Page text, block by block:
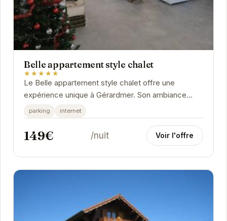
Belle appartement style chalet
★★★★★
Le Belle appartement style chalet offre une
expérience unique à Gérardmer. Son ambiance
chaleureuse et son emplacement privilégié en font
le...
parking internet
149€ /nuit Voir l'offre